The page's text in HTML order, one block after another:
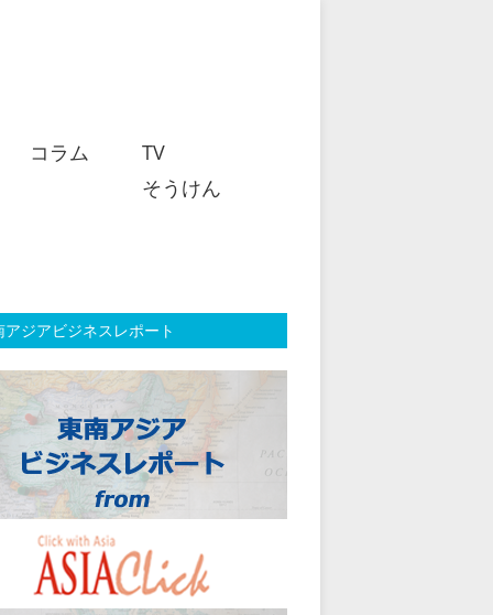
コラム
TV
そうけん
アジアビジネスレポート